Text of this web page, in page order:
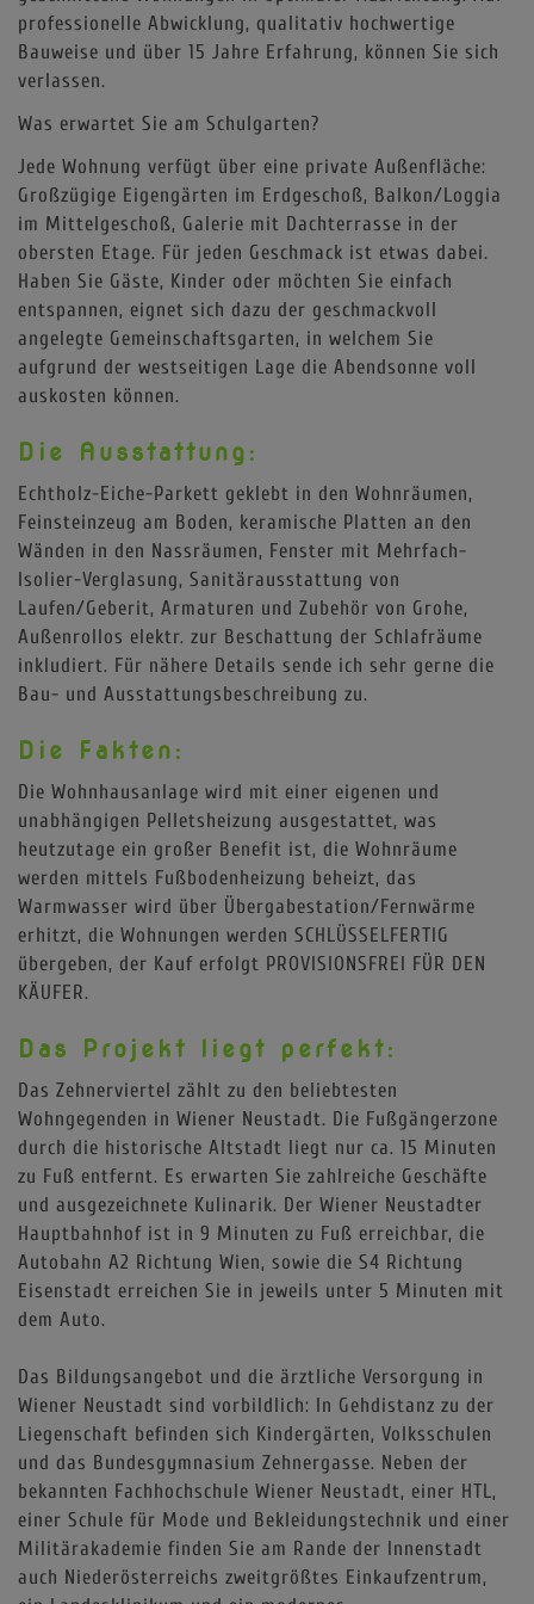
professionelle Abwicklung, qualitativ hochwertige
Bauweise und über 15 Jahre Erfahrung, können Sie sich
verlassen.
Was erwartet Sie am Schulgarten?
Jede Wohnung verfügt über eine private Außenfläche:
Großzügige Eigengärten im Erdgeschoß, Balkon/Loggia
im Mittelgeschoß, Galerie mit Dachterrasse in der
obersten Etage. Für jeden Geschmack ist etwas dabei.
Haben Sie Gäste, Kinder oder möchten Sie einfach
entspannen, eignet sich dazu der geschmackvoll
angelegte Gemeinschaftsgarten, in welchem Sie
aufgrund der westseitigen Lage die Abendsonne voll
auskosten können.
Die Ausstattung:
Echtholz-Eiche-Parkett geklebt in den Wohnräumen,
Feinsteinzeug am Boden, keramische Platten an den
Wänden in den Nassräumen, Fenster mit Mehrfach-
Isolier-Verglasung, Sanitärausstattung von
Laufen/Geberit, Armaturen und Zubehör von Grohe,
Außenrollos elektr. zur Beschattung der Schlafräume
inkludiert. Für nähere Details sende ich sehr gerne die
Bau- und Ausstattungsbeschreibung zu.
Die Fakten:
Die Wohnhausanlage wird mit einer eigenen und
unabhängigen Pelletsheizung ausgestattet, was
heutzutage ein großer Benefit ist, die Wohnräume
werden mittels Fußbodenheizung beheizt, das
Warmwasser wird über Übergabestation/Fernwärme
erhitzt, die Wohnungen werden SCHLÜSSELFERTIG
übergeben, der Kauf erfolgt PROVISIONSFREI FÜR DEN
KÄUFER.
Das Projekt liegt perfekt:
Das Zehnerviertel zählt zu den beliebtesten
Wohngegenden in Wiener Neustadt. Die Fußgängerzone
durch die historische Altstadt liegt nur ca. 15 Minuten
zu Fuß entfernt. Es erwarten Sie zahlreiche Geschäfte
und ausgezeichnete Kulinarik. Der Wiener Neustadter
Hauptbahnhof ist in 9 Minuten zu Fuß erreichbar, die
Autobahn A2 Richtung Wien, sowie die S4 Richtung
Eisenstadt erreichen Sie in jeweils unter 5 Minuten mit
dem Auto.
Das Bildungsangebot und die ärztliche Versorgung in
Wiener Neustadt sind vorbildlich: In Gehdistanz zu der
Liegenschaft befinden sich Kindergärten, Volksschulen
und das Bundesgymnasium Zehnergasse. Neben der
bekannten Fachhochschule Wiener Neustadt, einer HTL,
einer Schule für Mode und Bekleidungstechnik und einer
Militärakademie finden Sie am Rande der Innenstadt
auch Niederösterreichs zweitgrößtes Einkaufzentrum,